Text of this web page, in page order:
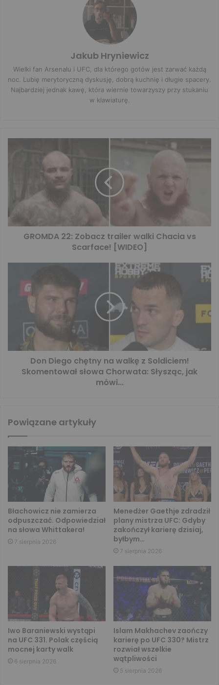
Jakub Hryniewicz
Wielki fan Arsenalu i UFC, dla którego gotów jest zarwać każdą
noc. Lubię merytoryczną dyskusję, dobrą kuchnię i długie spacery.
Najbardziej jednak kawę, która wiernie towarzyszy przy stukaniu
w klawiaturę.
GROMDA 22: Zobacz trailer walki Chacia vs
Scarface! [WIDEO]
Don Diego chętny na walkę z Soldiciem!
Skomentował słowa Chorwata: Słysząc, jak
mówi...
Powiązane artykuły
Błachowicz nie zamierza
odpuszczać. Odpowiedział
na słowa Whittakera!
7 sierpnia 2026
Menedżer Gaethje zdradził
plany mistrza UFC: Gdyby
zakończył karierę dzisiaj,
byłbym…
7 sierpnia 2026
Iwo Baraniewski wystąpi
na UFC 331. Polak częścią
mocnej karty walk
6 sierpnia 2026
Islam Makhachev zaończy
karierę po UFC 330? Mistrz
rozwiał wszelkie
wątpliwości
5 sierpnia 2026